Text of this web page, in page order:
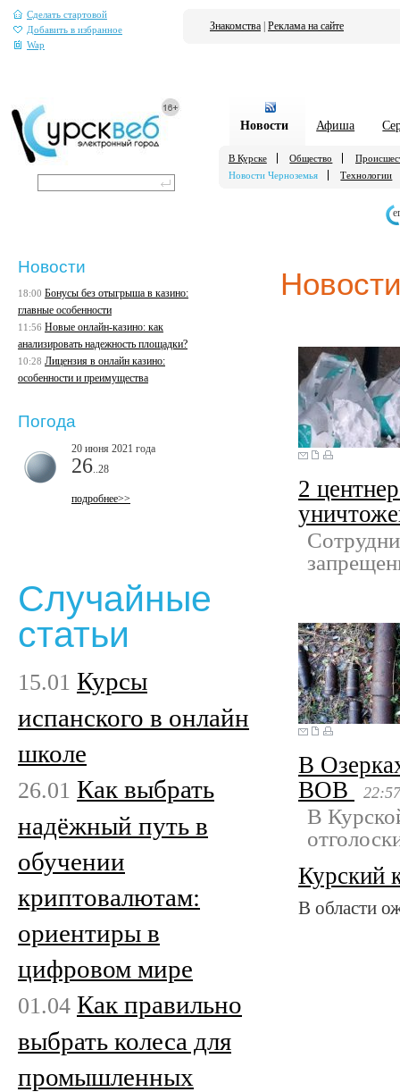
Сделать стартовой
Добавить в избранное
Wap
Знакомства Реклама на сайте
Новости Афиша
В Курске Общество
Новости Черноземья
Технологии
2
В
ВОВ
22:57
В
Курский
В области
Новости
18:00 Бонусы без отыгрыша в казино:
главные особенности
11:56 Новые онлайн-казино: как
анализировать надежность площадки?
10:28 Лицензия в онлайн казино:
особенности и преимущества
Погода
20 июня 2021 года
26 ..28
подробнее>>
Случайные
статьи
15.01 Курсы
испанского в онлайн
школе
26.01 Как выбрать
надёжный путь в
обучении
криптовалютам:
ориентиры в
цифровом мире
01.04 Как правильно
выбрать колеса для
промышленных